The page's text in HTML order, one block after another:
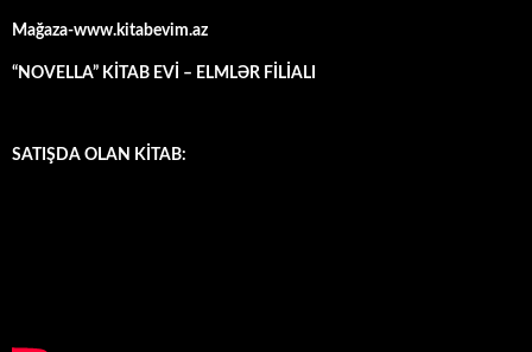
Mağaza-www.kitabevim.az
“NOVELLA” KİTAB EVİ – ELMLƏR FİLİALI
SATIŞDA OLAN KİTAB: